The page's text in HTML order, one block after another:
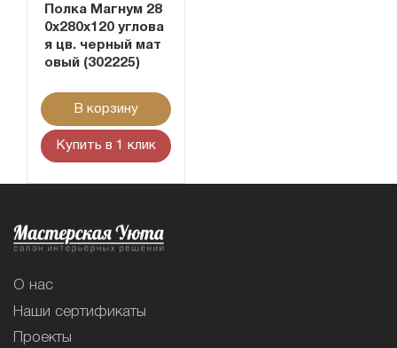
Полка Магнум 28
0х280х120 углова
я цв. черный мат
овый (302225)
В корзину
Купить в 1 клик
О нас
Наши сертификаты
Проекты